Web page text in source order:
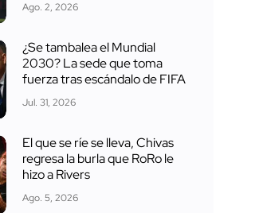
Ago. 2, 2026
¿Se tambalea el Mundial
2030? La sede que toma
fuerza tras escándalo de FIFA
Jul. 31, 2026
El que se ríe se lleva, Chivas
regresa la burla que RoRo le
hizo a Rivers
Ago. 5, 2026